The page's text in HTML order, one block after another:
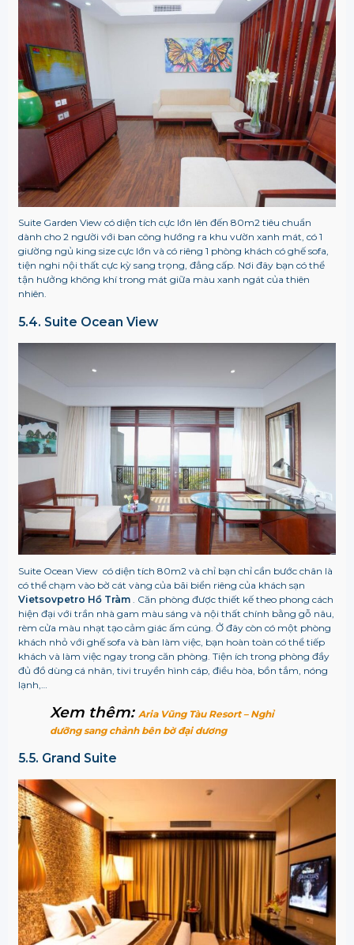
Suite Garden View có diện tích cực lớn lên đến 80m2 tiêu chuẩn
dành cho 2 người với ban công hướng ra khu vườn xanh mát, có 1
giường ngủ king size cực lớn và có riêng 1 phòng khách có ghế sofa,
tiện nghi nội thất cực kỳ sang trọng, đẳng cấp. Nơi đây bạn có thể
tận hưởng không khí trong mát giữa màu xanh ngát của thiên
nhiên.
5.4. Suite Ocean View
Suite Ocean View có diện tích 80m2 và chỉ bạn chỉ cần bước chân là
có thể chạm vào bờ cát vàng của bãi biển riêng của khách sạn
Vietsovpetro Hồ Tràm. Căn phòng được thiết kế theo phong cách
hiện đại với trần nhà gam màu sáng và nội thất chính bằng gỗ nâu,
rèm cửa màu nhạt tạo cảm giác ấm cúng. Ở đây còn có một phòng
khách nhỏ với ghế sofa và bàn làm việc, bạn hoàn toàn có thể tiếp
khách và làm việc ngay trong căn phòng. Tiện ích trong phòng đầy
đủ đồ dùng cá nhân, tivi truyền hình cáp, điều hòa, bồn tắm, nóng
lạnh,…
Xem thêm: Aria Vũng Tàu Resort – Nghỉ
dưỡng sang chảnh bên bờ đại dương
5.5. Grand Suite